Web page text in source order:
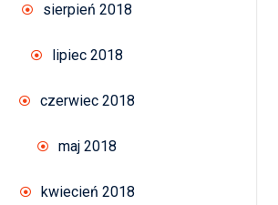
sierpień 2018
lipiec 2018
czerwiec 2018
maj 2018
kwiecień 2018